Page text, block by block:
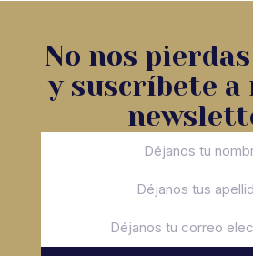
No nos
y suscríbete a